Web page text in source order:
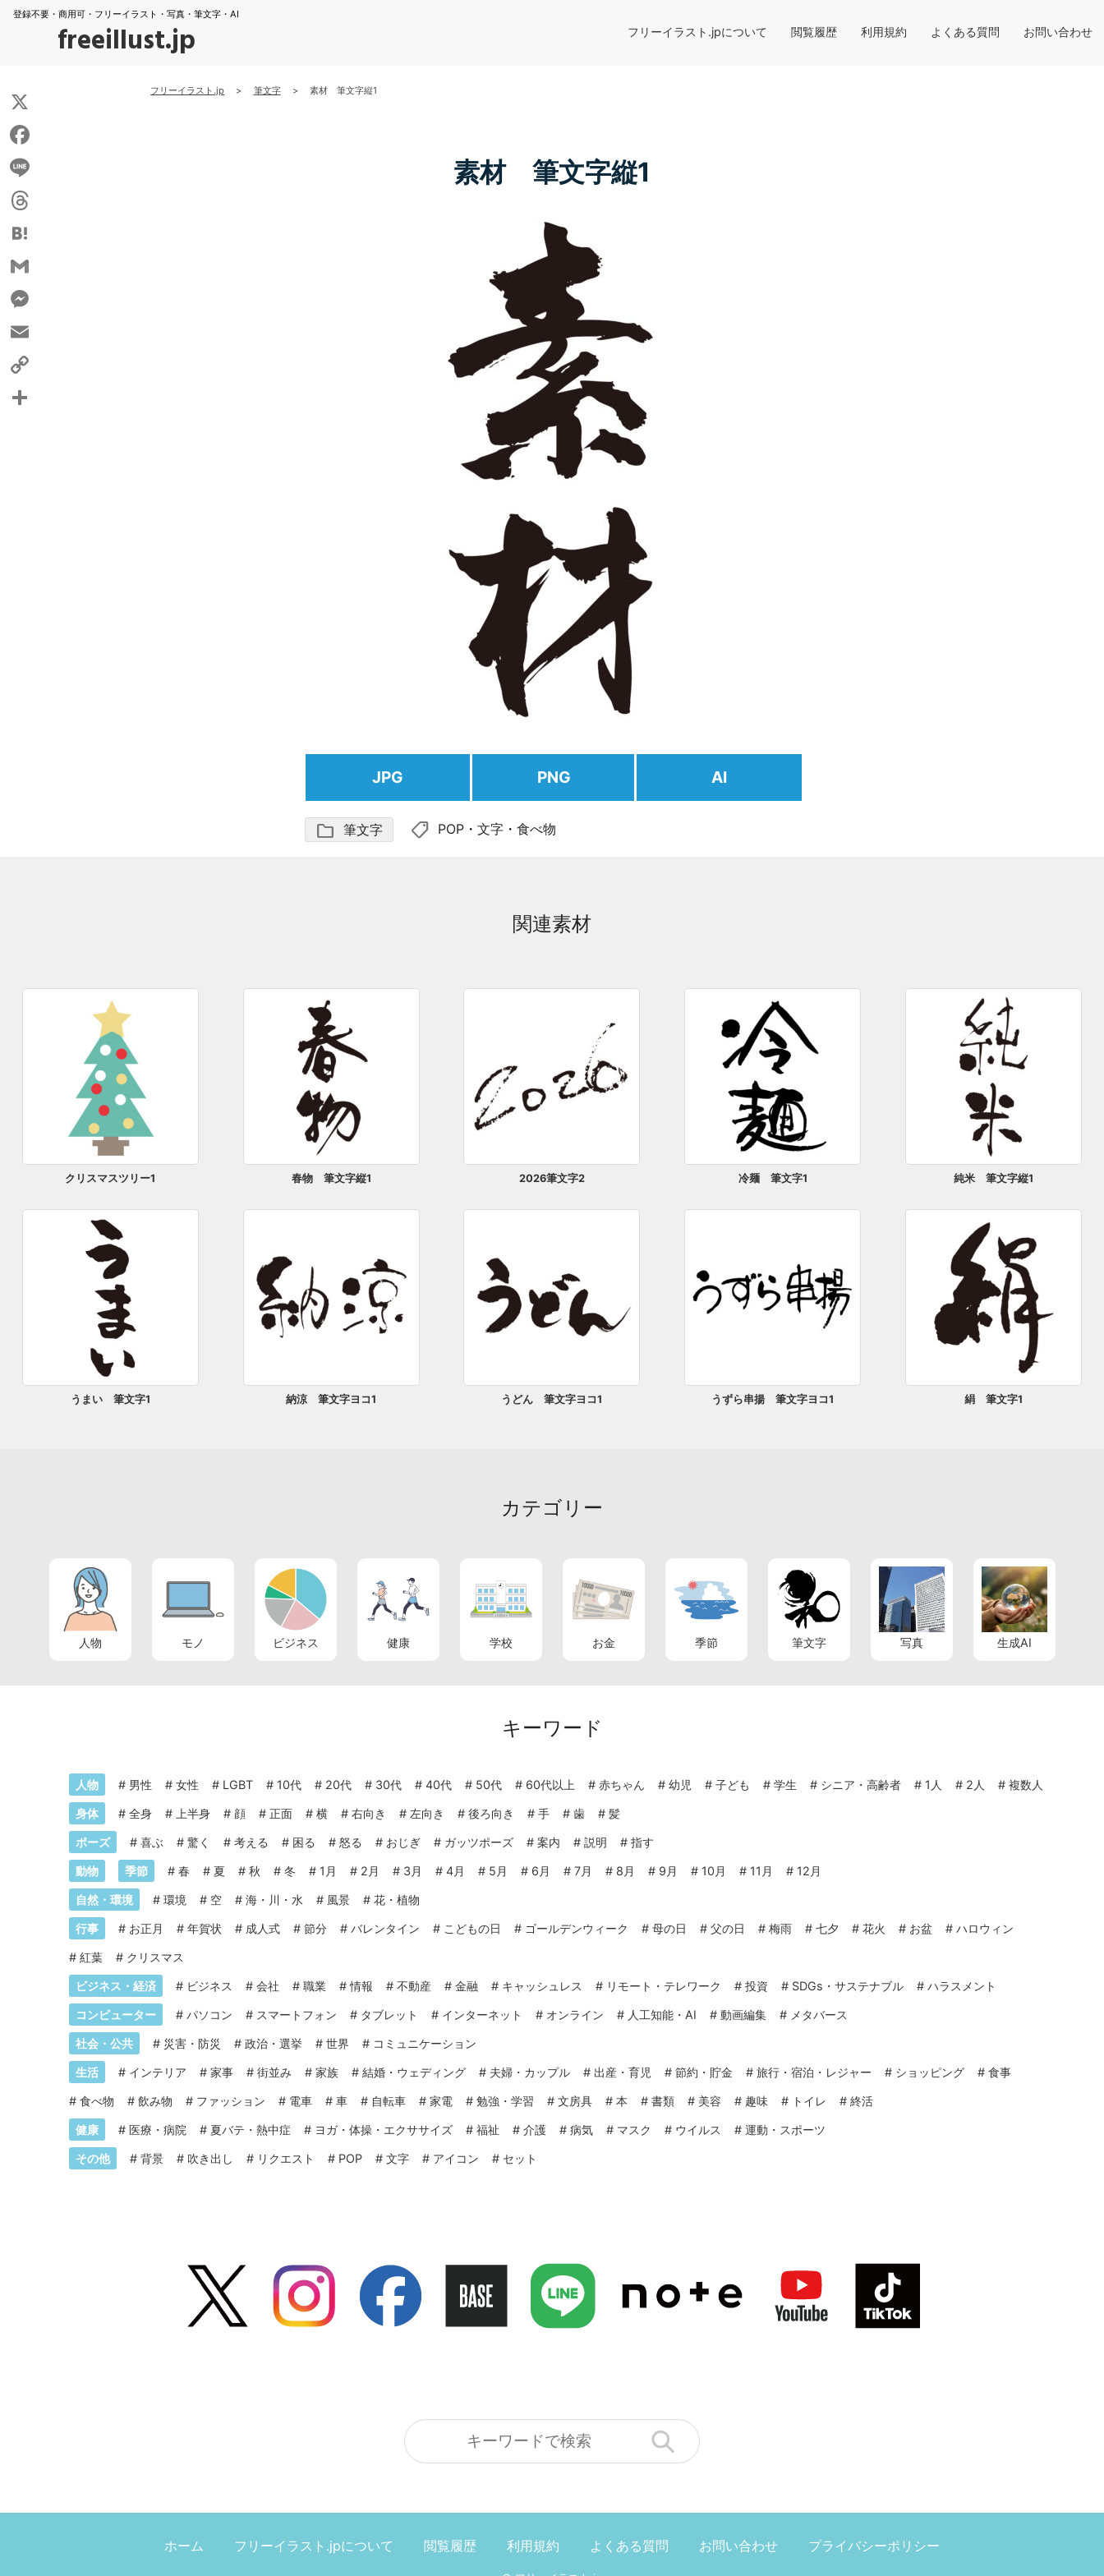
登録不要・商用可・フリーイラスト・写真・筆文字・AI
freeillust.jp フリーイラスト.jpについて 閲覧履歴 利用規約 よくある質問 お問い合わせ
フリーイラスト.jp > 筆文字 > 素材 筆文字縦1
素材 筆文字縦1
JPG PNG AI
folder 筆文字 shoppingmode POP ・文字 ・食べ物
関連素材
クリスマスツリー1 春物 筆文字縦1 2026筆文字2 冷麺 筆文字1 純米 筆文字縦1
うまい 筆文字1 納涼 筆文字ヨコ1 うどん 筆文字ヨコ1 うずら串揚 筆文字ヨコ1 絹 筆文字1
カテゴリー
人物 モノ ビジネス 健康 学校 お金 季節 筆文字 写真 生成AI
キーワード
人物 # 男性 # 女性 # LGBT # 10代 # 20代 # 30代 # 40代 # 50代 # 60代以上 # 赤ちゃん # 幼児 # 子ども # 学生 # シニア・高齢者 # 1人 # 2人 # 複数人
身体 # 全身 # 上半身 # 顔 # 正面 # 横 # 右向き # 左向き # 後ろ向き # 手 # 歯 # 髪
ポーズ # 喜ぶ # 驚く # 考える # 困る # 怒る # おじぎ # ガッツポーズ # 案内 # 説明 # 指す
動物 季節 # 春 # 夏 # 秋 # 冬 # 1月 # 2月 # 3月 # 4月 # 5月 # 6月 # 7月 # 8月 # 9月 # 10月 # 11月 # 12月
自然・環境 # 環境 # 空 # 海・川・水 # 風景 # 花・植物
行事 # お正月 # 年賀状 # 成人式 # 節分 # バレンタイン # こどもの日 # ゴールデンウィーク # 母の日 # 父の日 # 梅雨 # 七夕 # 花火 # お盆 # ハロウィン
# 紅葉 # クリスマス
ビジネス・経済 # ビジネス # 会社 # 職業 #情報 # 不動産 # 金融 # キャッシュレス # リモート・テレワーク # 投資 # SDGs・サステナブル # ハラスメント
コンピューター # パソコン # スマートフォン # タブレット # インターネット # オンライン # 人工知能・AI # 動画編集 # メタバース
社会・公共 # 災害・防災 # 政治・選挙 # 世界 # コミュニケーション
生活 # インテリア # 家事 # 街並み # 家族 # 結婚・ウェディング # 夫婦・カップル # 出産・育児 # 節約・貯金 # 旅行・宿泊・レジャー # ショッピング # 食事
# 食べ物 # 飲み物 # ファッション # 電車 # 車 # 自転車 # 家電 # 勉強・学習 # 文房具 # 本 # 書類 # 美容 # 趣味 # トイレ # 終活
健康 # 医療・病院 # 夏バテ・熱中症 # ヨガ・体操・エクササイズ # 福祉 # 介護 # 病気 # マスク # ウイルス # 運動・スポーツ
その他 # 背景 # 吹き出し # リクエスト # POP # 文字 # アイコン # セット
ホーム フリーイラスト.jpについて 閲覧履歴 利用規約 よくある質問 お問い合わせ プライバシーポリシー
X
Facebook
Line
Threads
Hatena
Gmail
Messenger
Email
Copy